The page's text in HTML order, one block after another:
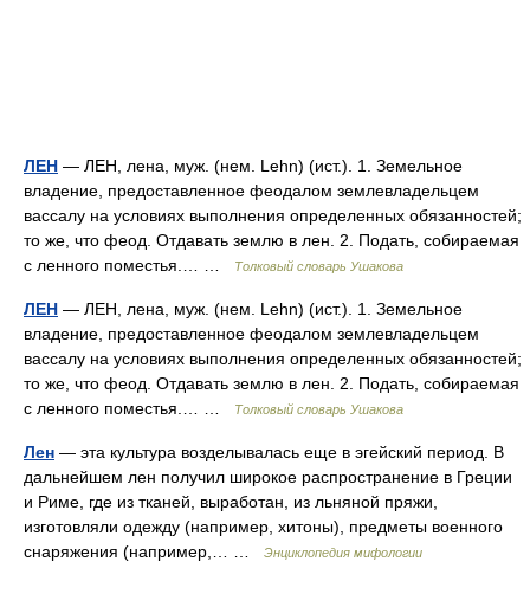
ЛЕН — ЛЕН, лена, муж. (нем. Lehn) (ист.). 1. Земельное
владение, предоставленное феодалом землевладельцем
вассалу на условиях выполнения определенных обязанностей;
то же, что феод. Отдавать землю в лен. 2. Подать, собираемая
с ленного поместья.… …
Толковый словарь Ушакова
ЛЕН — ЛЕН, лена, муж. (нем. Lehn) (ист.). 1. Земельное
владение, предоставленное феодалом землевладельцем
вассалу на условиях выполнения определенных обязанностей;
то же, что феод. Отдавать землю в лен. 2. Подать, собираемая
с ленного поместья.… …
Толковый словарь Ушакова
Лен — эта культура возделывалась еще в эгейский период. В
дальнейшем лен получил широкое распространение в Греции
и Риме, где из тканей, выработан, из льняной пряжи,
изготовляли одежду (например, хитоны), предметы военного
снаряжения (например,… …
Энциклопедия мифологии